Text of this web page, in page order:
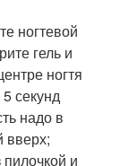
ногтевой
гель и
ногтя
секунд
надо в
вверх;
и